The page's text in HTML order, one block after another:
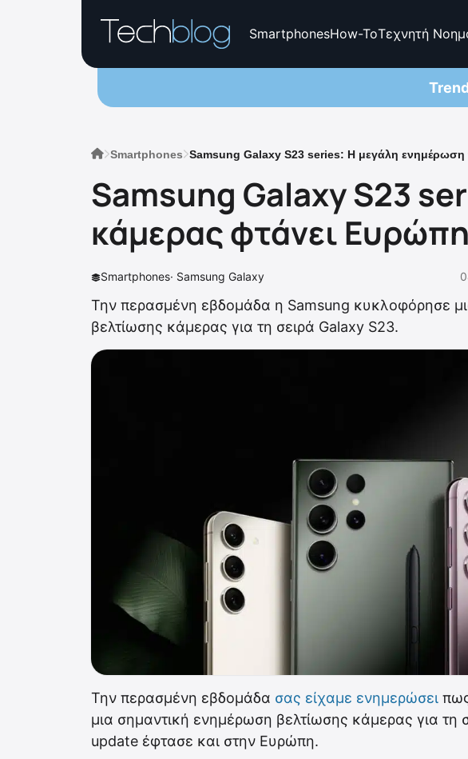
SmartphonesHow-ToΤεχνητή
Smartphones Samsung Galaxy S23 series: Η μεγάλη ενημέρωση
Samsung Galaxy S23
κάμερας φτάνει Ευρώπη
Smartphones· Samsung Galaxy
Την περασμένη εβδομάδα η Samsung κυκλοφόρησε
βελτίωσης κάμερας για τη σειρά Galaxy S23.
Την περασμένη εβδομάδα σας είχαμε ενημερώσει
μια σημαντική ενημέρωση βελτίωσης κάμερας για τη
update έφτασε και στην Ευρώπη.